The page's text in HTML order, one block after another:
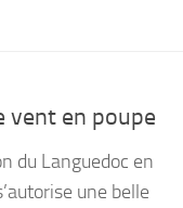
vent en poupe
du Languedoc en
une belle